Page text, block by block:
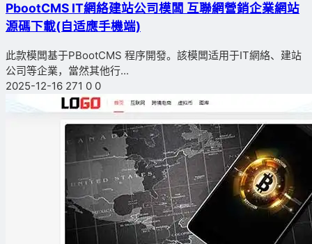
PbootCMS IT網絡建站公司模闆 互聯網營銷企業網站
源碼下載(自适應手機端)
此款模闆基于PBootCMS 程序開發。該模闆适用于IT網絡、建站
公司等企業，當然其他行...
2025-12-16 271 0 0